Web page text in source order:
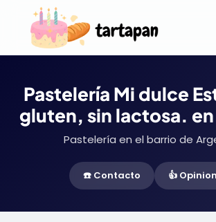
Pastelería Mi dulce
gluten, sin lactosa.
Pastelería en el barrio de
☎️ Contacto 👍